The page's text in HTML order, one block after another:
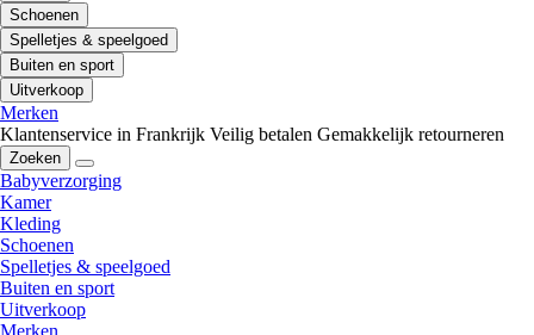
Schoenen
Spelletjes & speelgoed
Buiten en sport
Uitverkoop
Merken
Klantenservice in Frankrijk Veilig betalen Gemakkelijk retourneren
Zoeken
Babyverzorging
Kamer
Kleding
Schoenen
Spelletjes & speelgoed
Buiten en sport
Uitverkoop
Merken